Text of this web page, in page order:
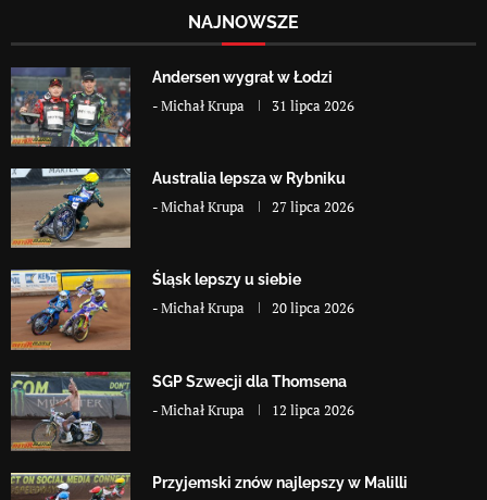
NAJNOWSZE
Andersen wygrał w Łodzi
-Michał Krupa 31 lipca 2026
Australia lepsza w Rybniku
-Michał Krupa 27 lipca 2026
Śląsk lepszy u siebie
-Michał Krupa 20 lipca 2026
SGP Szwecji dla Thomsena
-Michał Krupa 12 lipca 2026
Przyjemski znów najlepszy w Malilli